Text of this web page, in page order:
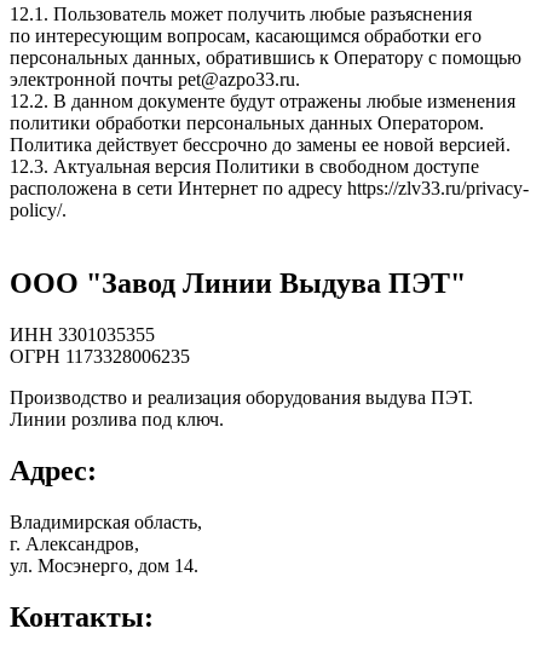
12.1. Пользователь может получить любые разъяснения
по интересующим вопросам, касающимся обработки его
персональных данных, обратившись к Оператору с помощью
электронной почты pet@azpo33.ru.
12.2. В данном документе будут отражены любые изменения
политики обработки персональных данных Оператором.
Политика действует бессрочно до замены ее новой версией.
12.3. Актуальная версия Политики в свободном доступе
расположена в сети Интернет по адресу https://zlv33.ru/privacy-
policy/.
ООО "Завод Линии Выдува ПЭТ"
ИНН 3301035355
ОГРН 1173328006235
Производство и реализация оборудования выдува ПЭТ.
Линии розлива под ключ.
Адрес:
Владимирская область,
г. Александров,
ул. Мосэнерго, дом 14.
Контакты: